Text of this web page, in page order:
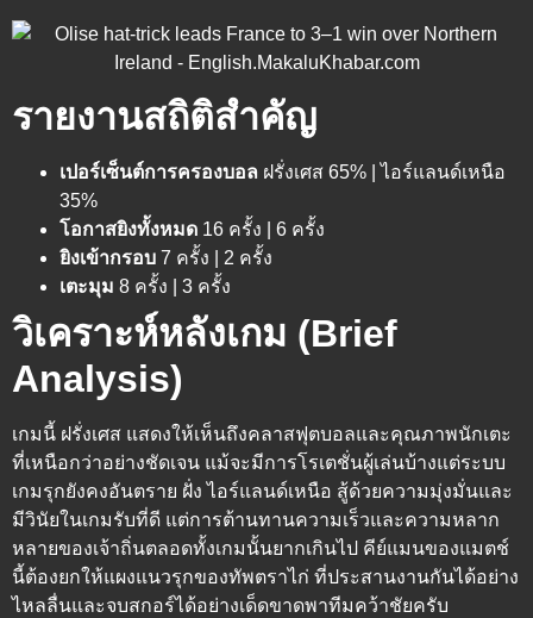
รายงานสถิติสำคัญ
เปอร์เซ็นต์การครองบอล ฝรั่งเศส 65% | ไอร์แลนด์เหนือ
35%
โอกาสยิงทั้งหมด 16 ครั้ง | 6 ครั้ง
ยิงเข้ากรอบ 7 ครั้ง | 2 ครั้ง
เตะมุม 8 ครั้ง | 3 ครั้ง
วิเคราะห์หลังเกม (Brief
Analysis)
เกมนี้ ฝรั่งเศส แสดงให้เห็นถึงคลาสฟุตบอลและคุณภาพนักเตะ
ที่เหนือกว่าอย่างชัดเจน แม้จะมีการโรเตชั่นผู้เล่นบ้างแต่ระบบ
เกมรุกยังคงอันตราย ฝั่ง ไอร์แลนด์เหนือ สู้ด้วยความมุ่งมั่นและ
มีวินัยในเกมรับที่ดี แต่การต้านทานความเร็วและความหลาก
หลายของเจ้าถิ่นตลอดทั้งเกมนั้นยากเกินไป คีย์แมนของแมตช์
นี้ต้องยกให้แผงแนวรุกของทัพตราไก่ ที่ประสานงานกันได้อย่าง
ไหลลื่นและจบสกอร์ได้อย่างเด็ดขาดพาทีมคว้าชัยครับ